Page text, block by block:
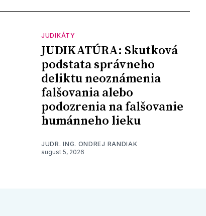
JUDIKÁTY
JUDIKATÚRA: Skutková
podstata správneho
deliktu neoznámenia
falšovania alebo
podozrenia na falšovanie
humánneho lieku
JUDR. ING. ONDREJ RANDIAK
august 5, 2026